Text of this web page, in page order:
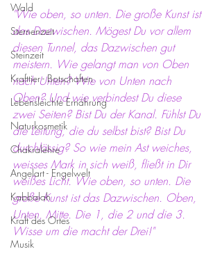
Wald
Sternenzeit
Steinzeit
Krafttier - Botschaften
Lebensleichte Ernährung
Naturkosmetik
Chakralehre
Angelart - Engelwelt
Kabbalah
Kraft des Ortes
Musik
"Wie oben, so unten. Die große Kunst ist
das Dazwischen. Mögest Du vor allem
diesen Tunnel, das Dazwischen gut
meistern. Wie gelangt man von Oben
nach Unten? Wie von Unten nach
Oben? Und wie verbindest Du diese
zwei Seiten? Bist Du der Kanal. Fühlst Du
die Leitung, die du selbst bist? Bist Du
durchlässig? So wie mein Ast weiches,
weisses Mark in sich weiß, fließt in Dir
weißes Licht. Wie oben, so unten. Die
große Kunst ist das Dazwischen. Oben,
Unten, Mitte. Die 1, die 2 und die 3.
Wisse um die macht der Drei!"